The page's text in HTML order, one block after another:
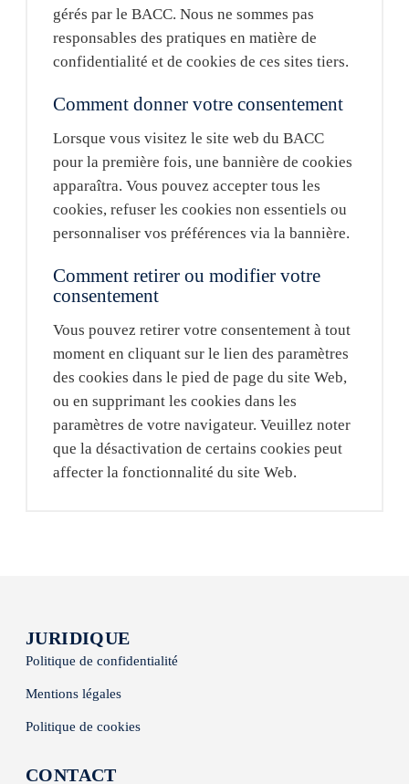
gérés par le BACC. Nous ne sommes pas
responsables des pratiques en matière de
confidentialité et de cookies de ces sites tiers.
Comment donner votre consentement
Lorsque vous visitez le site web du BACC
pour la première fois, une bannière de cookies
apparaîtra. Vous pouvez accepter tous les
cookies, refuser les cookies non essentiels ou
personnaliser vos préférences via la bannière.
Comment retirer ou modifier votre
consentement
Vous pouvez retirer votre consentement à tout
moment en cliquant sur le lien des paramètres
des cookies dans le pied de page du site Web,
ou en supprimant les cookies dans les
paramètres de votre navigateur. Veuillez noter
que la désactivation de certains cookies peut
affecter la fonctionnalité du site Web.
CONTACT
JURIDIQUE
Politique de confidentialité
Mentions légales
Politique de cookies